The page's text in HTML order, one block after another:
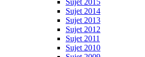
Sujet 2015
Sujet 2014
Sujet 2013
Sujet 2012
Sujet 2011
Sujet 2010